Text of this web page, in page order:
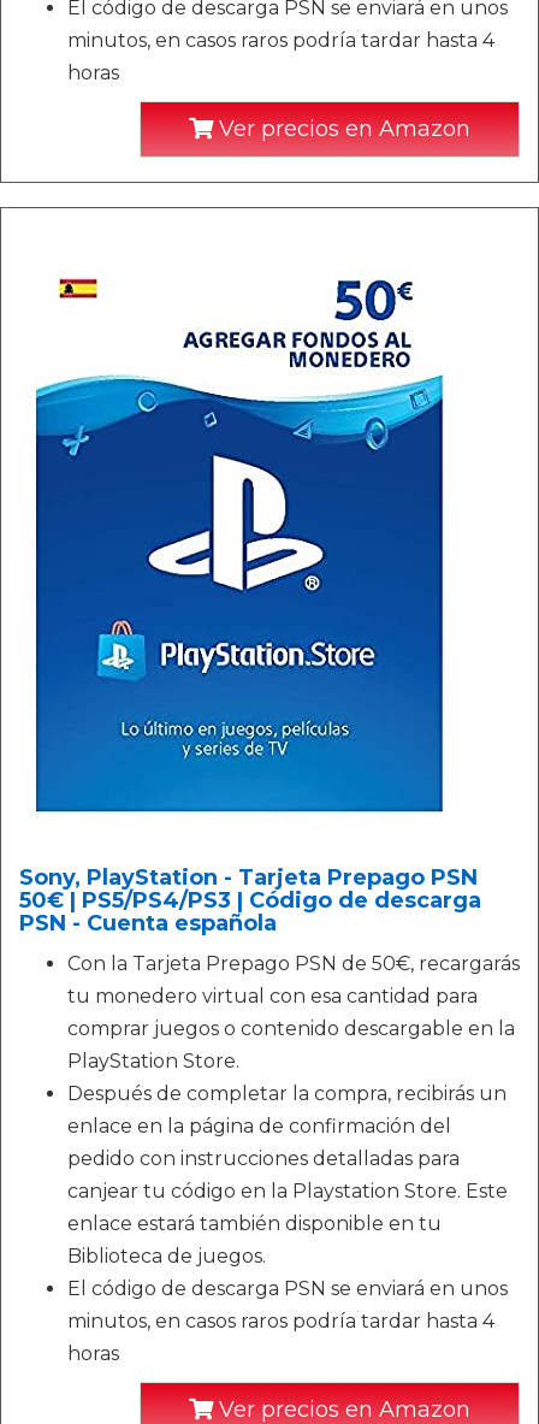
El código de descarga PSN se enviará en unos
minutos, en casos raros podría tardar hasta 4
horas
Ver precios en Amazon
Sony, PlayStation - Tarjeta Prepago PSN
50€ | PS5/PS4/PS3 | Código de descarga
PSN - Cuenta española
Con la Tarjeta Prepago PSN de 50€, recargarás
tu monedero virtual con esa cantidad para
comprar juegos o contenido descargable en la
PlayStation Store.
Después de completar la compra, recibirás un
enlace en la página de confirmación del
pedido con instrucciones detalladas para
canjear tu código en la Playstation Store. Este
enlace estará también disponible en tu
Biblioteca de juegos.
El código de descarga PSN se enviará en unos
minutos, en casos raros podría tardar hasta 4
horas
Ver precios en Amazon